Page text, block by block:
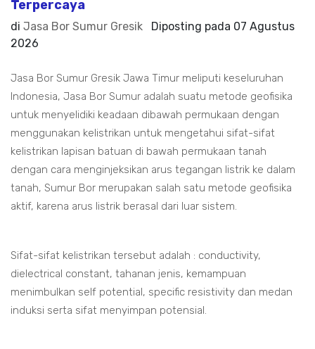
Terpercaya
di Jasa Bor Sumur Gresik Diposting pada 07 Agustus
2026
Jasa Bor Sumur Gresik Jawa Timur meliputi keseluruhan
Indonesia, Jasa Bor Sumur adalah suatu metode geofisika
untuk menyelidiki keadaan dibawah permukaan dengan
menggunakan kelistrikan untuk mengetahui sifat-sifat
kelistrikan lapisan batuan di bawah permukaan tanah
dengan cara menginjeksikan arus tegangan listrik ke dalam
tanah, Sumur Bor merupakan salah satu metode geofisika
aktif, karena arus listrik berasal dari luar sistem.
Sifat-sifat kelistrikan tersebut adalah : conductivity,
dielectrical constant, tahanan jenis, kemampuan
menimbulkan self potential, specific resistivity dan medan
induksi serta sifat menyimpan potensial.